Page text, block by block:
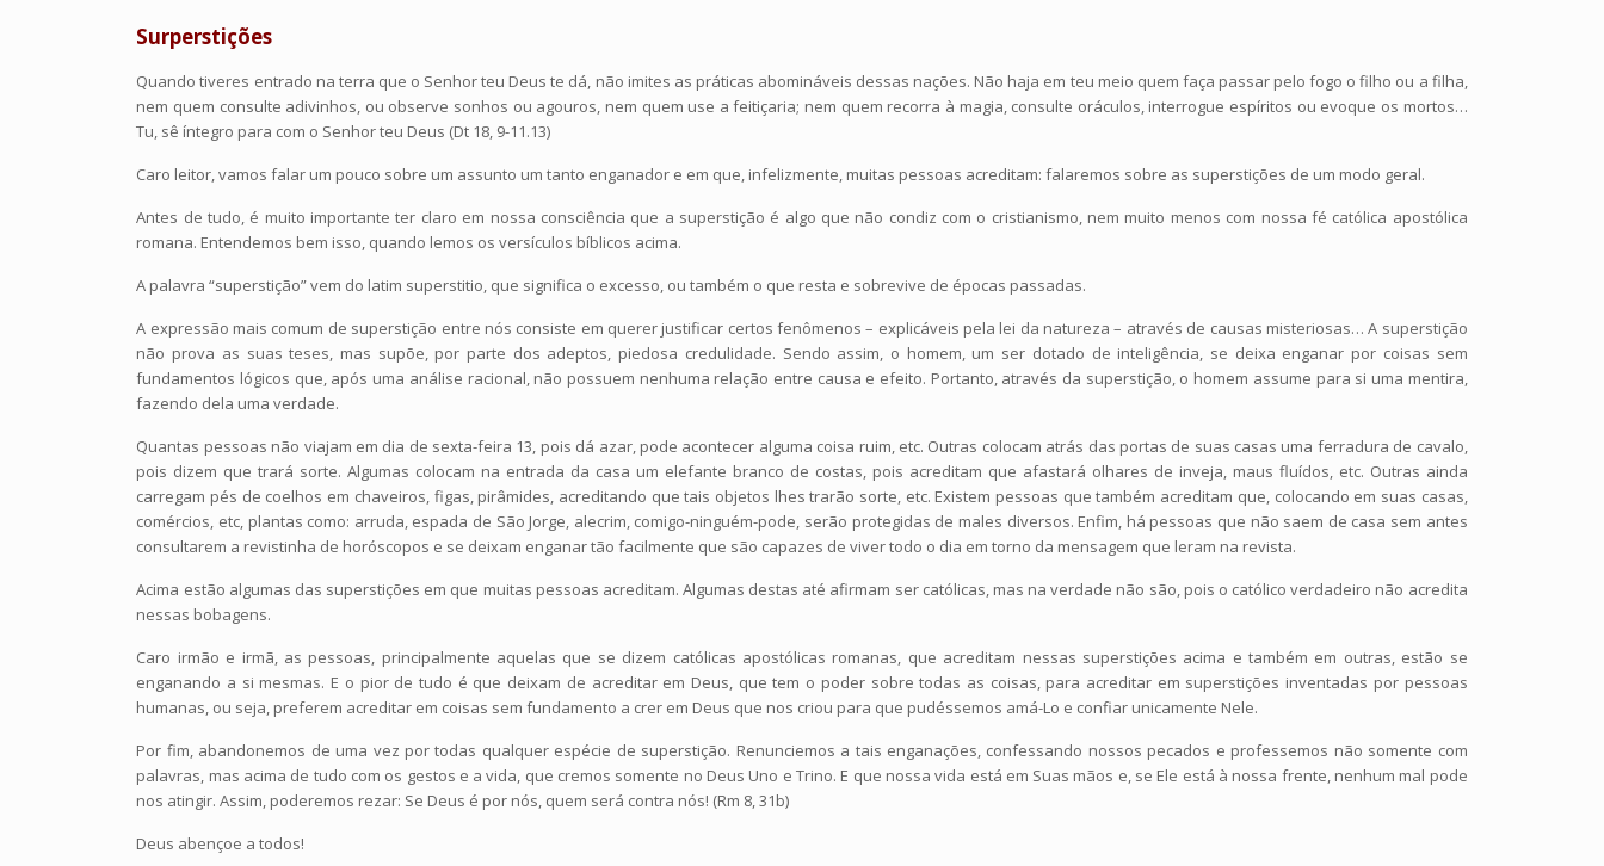
Surperstições
Quando tiveres entrado na terra que o Senhor teu Deus te dá, não imites as práticas abomináveis dessas nações. Não haja em teu meio quem faça passar pelo fogo o filho ou a filha,
nem quem consulte adivinhos, ou observe sonhos ou agouros, nem quem use a feitiçaria; nem quem recorra à magia, consulte oráculos, interrogue espíritos ou evoque os mortos…
Tu, sê íntegro para com o Senhor teu Deus (Dt 18, 9-11.13)
Caro leitor, vamos falar um pouco sobre um assunto um tanto enganador e em que, infelizmente, muitas pessoas acreditam: falaremos sobre as superstições de um modo geral.
Antes de tudo, é muito importante ter claro em nossa consciência que a superstição é algo que não condiz com o cristianismo, nem muito menos com nossa fé católica apostólica
romana. Entendemos bem isso, quando lemos os versículos bíblicos acima.
A palavra “superstição” vem do latim superstitio, que significa o excesso, ou também o que resta e sobrevive de épocas passadas.
A expressão mais comum de superstição entre nós consiste em querer justificar certos fenômenos – explicáveis pela lei da natureza – através de causas misteriosas… A superstição
não prova as suas teses, mas supõe, por parte dos adeptos, piedosa credulidade. Sendo assim, o homem, um ser dotado de inteligência, se deixa enganar por coisas sem
fundamentos lógicos que, após uma análise racional, não possuem nenhuma relação entre causa e efeito. Portanto, através da superstição, o homem assume para si uma mentira,
fazendo dela uma verdade.
Quantas pessoas não viajam em dia de sexta-feira 13, pois dá azar, pode acontecer alguma coisa ruim, etc. Outras colocam atrás das portas de suas casas uma ferradura de cavalo,
pois dizem que trará sorte. Algumas colocam na entrada da casa um elefante branco de costas, pois acreditam que afastará olhares de inveja, maus fluídos, etc. Outras ainda
carregam pés de coelhos em chaveiros, figas, pirâmides, acreditando que tais objetos lhes trarão sorte, etc. Existem pessoas que também acreditam que, colocando em suas casas,
comércios, etc, plantas como: arruda, espada de São Jorge, alecrim, comigo-ninguém-pode, serão protegidas de males diversos. Enfim, há pessoas que não saem de casa sem antes
consultarem a revistinha de horóscopos e se deixam enganar tão facilmente que são capazes de viver todo o dia em torno da mensagem que leram na revista.
Acima estão algumas das superstições em que muitas pessoas acreditam. Algumas destas até afirmam ser católicas, mas na verdade não são, pois o católico verdadeiro não acredita
nessas bobagens.
Caro irmão e irmã, as pessoas, principalmente aquelas que se dizem católicas apostólicas romanas, que acreditam nessas superstições acima e também em outras, estão se
enganando a si mesmas. E o pior de tudo é que deixam de acreditar em Deus, que tem o poder sobre todas as coisas, para acreditar em superstições inventadas por pessoas
humanas, ou seja, preferem acreditar em coisas sem fundamento a crer em Deus que nos criou para que pudéssemos amá-Lo e confiar unicamente Nele.
Por fim, abandonemos de uma vez por todas qualquer espécie de superstição. Renunciemos a tais enganações, confessando nossos pecados e professemos não somente com
palavras, mas acima de tudo com os gestos e a vida, que cremos somente no Deus Uno e Trino. E que nossa vida está em Suas mãos e, se Ele está à nossa frente, nenhum mal pode
nos atingir. Assim, poderemos rezar: Se Deus é por nós, quem será contra nós! (Rm 8, 31b)
Deus abençoe a todos!